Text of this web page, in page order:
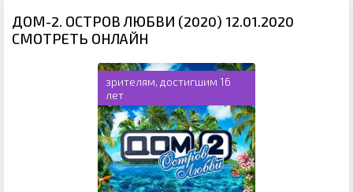
ДОМ-2. ОСТРОВ ЛЮБВИ (2020) 12.01.2020
СМОТРЕТЬ ОНЛАЙН
зрителям, достигшим 16
лет